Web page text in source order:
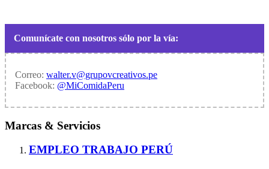
Comunícate con nosotros sólo por la vía:
Correo: walter.v@grupovcreativos.pe
Facebook: @MiComidaPeru
Marcas & Servicios
EMPLEO TRABAJO PERÚ